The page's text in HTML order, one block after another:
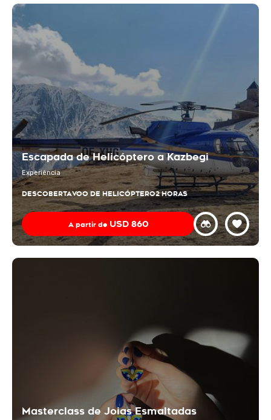
Escapada de Helicóptero a Kazbegi
Experiência
DESCOBERTAVOO DE HELICÓPTERO2 HORAS
A partir de USD 860
Masterclass de Joias Esmaltadas